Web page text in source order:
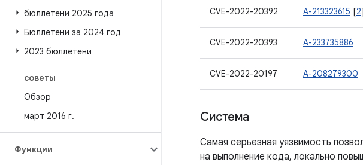
бюллетени 2025 года
Бюллетени за 2024 год
2023 бюллетени
советы
Обзор
март 2016 г.
Функции
CVE-2022-20392 A-213323615 [2]
CVE-2022-20393 A-233735886
CVE-2022-20197 A-208279300
Система
Самая серьезная уязвимость
на выполнение кода, локально